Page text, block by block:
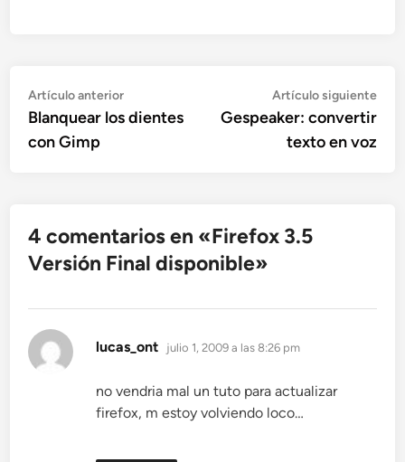
Navegación
de
entradas
Artículo anteriorArtículo
anterior:
Blanquear los dientes
con Gimp
Artículo siguiente
Gespeaker: convertir
texto en voz
4 comentarios en «Firefox 3.5
Versión Final disponible»
lucas_ont dice:
julio 1, 2009 a las 8:26 pm
no vendria mal un tuto para actualizar
firefox, m estoy volviendo loco…